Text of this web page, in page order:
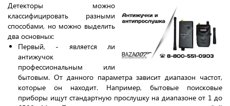
Детекторы можно
классифицировать разными
способами, но можно выделить
два основных:
Первый, - является ли
антижучок
профессиональным или
бытовым. От данного параметра зависит диапазон частот,
которые он находит. Например, бытовые поисковые
приборы ищут стандартную прослушку на диапазоне от 1 до